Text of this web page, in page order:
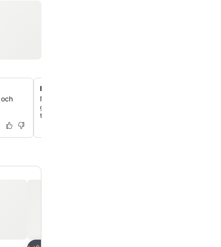
Direkt tillgång till skidbackarna
Njut av oöverträffad bekvämlighet med Telecabina de
gondolstation som ligger precis tvärs över vägen,
tillgång till skidområdet Vallnord.